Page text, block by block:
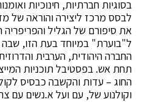
בסוגיות חברתיות, חינוכיות
לבסס מרכז ליצירה והוראה של
את סיפורם של הגליל
ל"בוערת" במיוחד בעת הזו, שבה
החברה היהודית, הערבית
תחת אש. בפסטיבל תוכניות
החוג – עדות והקשבה כבסיס
וקולנוע של, עם ועל א.נשים עם